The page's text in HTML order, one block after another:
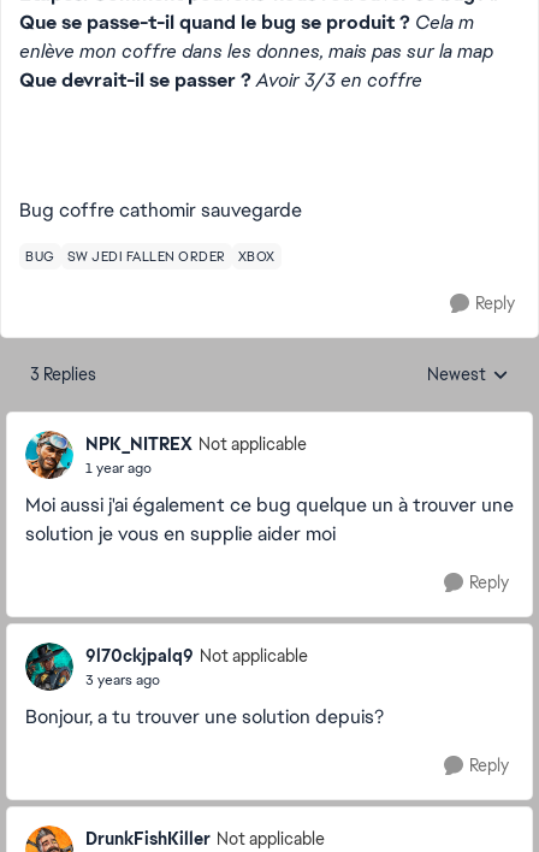
Que se passe-t-il quand le bug se produit ? Cela m
enlève mon coffre dans les donnes, mais pas sur la map
Que devrait-il se passer ?Avoir 3/3 en coffre
Bug coffre cathomir sauvegarde
BUG SW JEDI FALLEN ORDER XBOX
Reply
3 Replies Replies sorted
Newest
NPK_NITREX Not applicable
1 year ago
Moi aussi j'ai également ce bug quelque un à trouver une
solution je vous en supplie aider moi
Reply
9l70ckjpalq9 Not applicable
3 years ago
Bonjour, a tu trouver une solution depuis?
Reply
DrunkFishKiller Not applicable